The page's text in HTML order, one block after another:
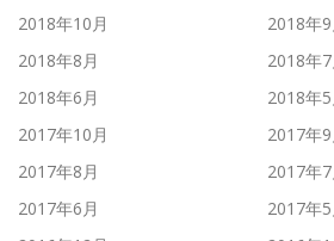
2018年10月
2018年9
2018年8月
2018年7
2018年6月
2018年5
2017年10月
2017年9
2017年8月
2017年7
2017年6月
2017年5